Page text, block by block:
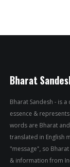
Bharat
Bharat Sandesh - is
essence &
words are Bharat
translated in English
"message", so
& information from